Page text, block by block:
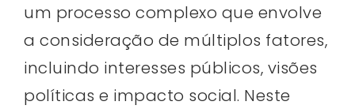
um processo complexo que envolve
a consideração de múltiplos fatores,
incluindo interesses públicos, visões
políticas e impacto social. Neste